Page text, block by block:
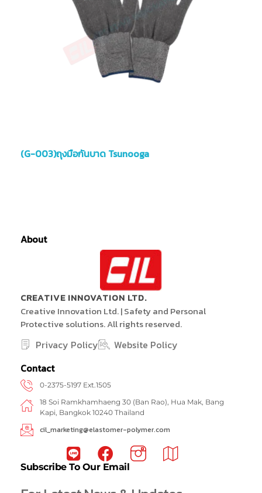
(G-003)ถุงมือกันบาด Tsunooga
About
CREATIVE INNOVATION LTD.
Creative Innovation Ltd. | Safety and Personal
Protective solutions. All rights reserved.
Privacy Policy
Website Policy
Contact
0-2375-5197 Ext.1505
18 Soi Ramkhamhaeng 30 (Ban Rao), Hua Mak, Bang
Kapi, Bangkok 10240 Thailand
cil_marketing@elastomer-polymer.com
Subscribe To Our Email